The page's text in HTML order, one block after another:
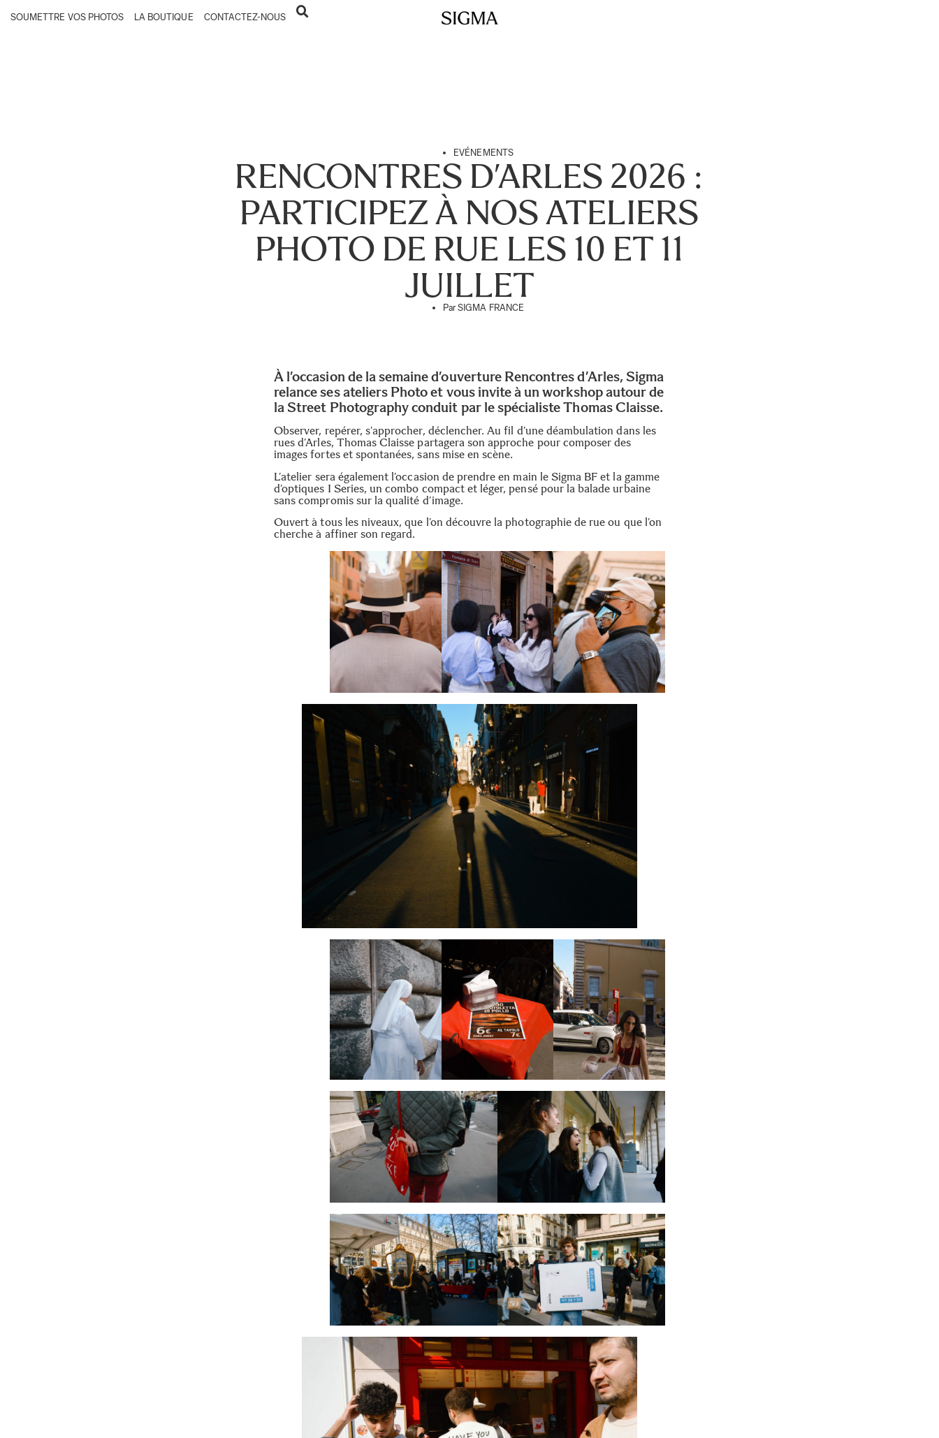
SOUMETTRE VOS PHOTOS LA BOUTIQUE CONTACTEZ-NOUS
EVÉNEMENTS
RENCONTRES D’ARLES 2026 :
PARTICIPEZ À NOS ATELIERS
PHOTO DE RUE LES 10 ET 11
JUILLET
ParSIGMA FRANCE
À l’occasion de la semaine d’ouverture Rencontres d’Arles, Sigma
relance ses ateliers Photo et vous invite à un workshop autour de
la Street Photography conduit par le spécialiste Thomas Claisse.
Observer, repérer, s’approcher, déclencher. Au fil d’une déambulation dans les
rues d’Arles, Thomas Claisse partagera son approche pour composer des
images fortes et spontanées, sans mise en scène.
L’atelier sera également l’occasion de prendre en main le Sigma BF et la gamme
d’optiques I Series, un combo compact et léger, pensé pour la balade urbaine
sans compromis sur la qualité d’image.
Ouvert à tous les niveaux, que l’on découvre la photographie de rue ou que l’on
cherche à affiner son regard.